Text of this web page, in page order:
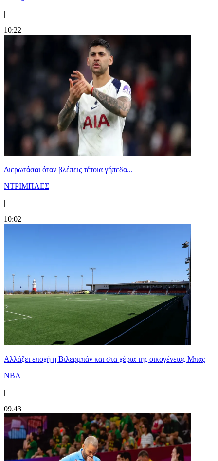
|
10:22
Διερωτάσαι όταν βλέπεις τέτοια γήπεδα...
ΝΤΡΙΜΠΛΕΣ
|
10:02
Aλλάζει εποχή η Βιλερμπάν και στα χέρια της οικογένειας Μπας
NBA
|
09:43